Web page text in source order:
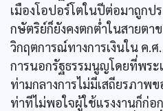
เมืองโอปอร์โตในปีต่อมาถูกป
กษัตริย์ก็ยังคงตกตํ่าในสายตา
วิกฤตการณ์ทางการเงินใน ค.
การนอกรัฐธรรมนูญโดยที่พระ
ท่ามกลางการไม่มีเสถียรภาพ
ท่าทีไม่พอใจผู้ใช้แรงงานก็ก่อ